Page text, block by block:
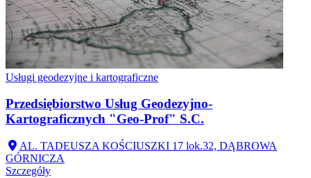
Usługi geodezyjne i kartograficzne
Przedsiębiorstwo Usług Geodezyjno-
Kartograficznych "Geo-Prof" S.C.
AL. TADEUSZA KOŚCIUSZKI 17 lok.32, DĄBROWA
GÓRNICZA
Szczegóły